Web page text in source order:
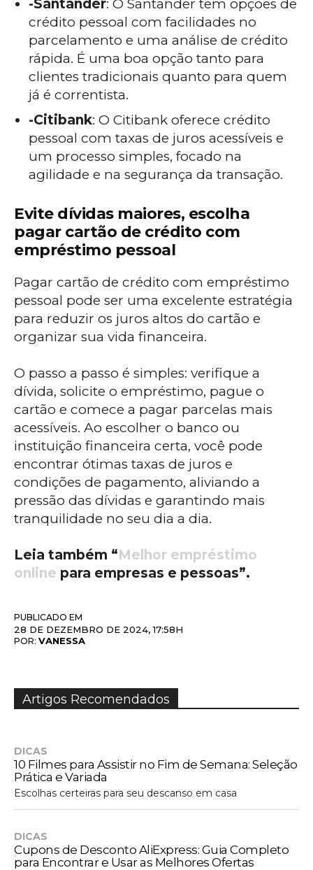
-Santander: O Santander tem opções de
crédito pessoal com facilidades no
parcelamento e uma análise de crédito
rápida. É uma boa opção tanto para
clientes tradicionais quanto para quem
já é correntista.
-Citibank: O Citibank oferece crédito
pessoal com taxas de juros acessíveis e
um processo simples, focado na
agilidade e na segurança da transação.
Evite dívidas maiores, escolha
pagar cartão de crédito com
empréstimo pessoal
Pagar cartão de crédito com empréstimo
pessoal pode ser uma excelente estratégia
para reduzir os juros altos do cartão e
organizar sua vida financeira.
O passo a passo é simples: verifique a
dívida, solicite o empréstimo, pague o
cartão e comece a pagar parcelas mais
acessíveis. Ao escolher o banco ou
instituição financeira certa, você pode
encontrar ótimas taxas de juros e
condições de pagamento, aliviando a
pressão das dívidas e garantindo mais
tranquilidade no seu dia a dia.
Leia também “Melhor empréstimo
online para empresas e pessoas”.
PUBLICADO EM
28 DE DEZEMBRO DE 2024, 17:58H
POR: VANESSA
Artigos Recomendados
DICAS
10 Filmes para Assistir no Fim de Semana: Seleção
Prática e Variada
Escolhas certeiras para seu descanso em casa
DICAS
Cupons de Desconto AliExpress: Guia Completo
para Encontrar e Usar as Melhores Ofertas